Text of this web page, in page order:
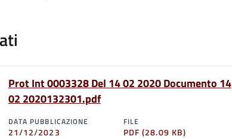
Prot Int 0003328 Del 14 02 2020 Documento 14
02 2020132301.pdf
DATA PUBBLICAZIONE
21/12/2023
FILE
PDF(28.09 KB)